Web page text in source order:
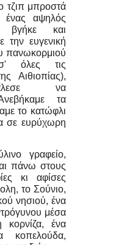
τζιπ μπροστά
ένας αψηλός
βγήκε και
την ευγενική
πανωκορμιού
σ' όλες τις
Αιθιοπίας),
να
τα
το κατώφλι
σε ευρύχωρη
γραφείο,
πάνω στους
κι αφίσες
το Σούνιο,
νησιού, ένα
μέσα
κορνίζα, ένα
κοπελούδα,